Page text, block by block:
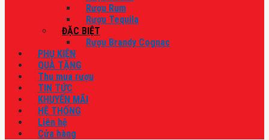
Rượu Rum
Rượu Tequila
ĐẶC BIỆT
Rượu Brandy Cognac
PHỤ KIỆN
QUÀ TẶNG
Thu mua rượu
TIN TỨC
KHUYẾN MÃI
HỆ THỐNG
Liên hệ
Cửa hàng